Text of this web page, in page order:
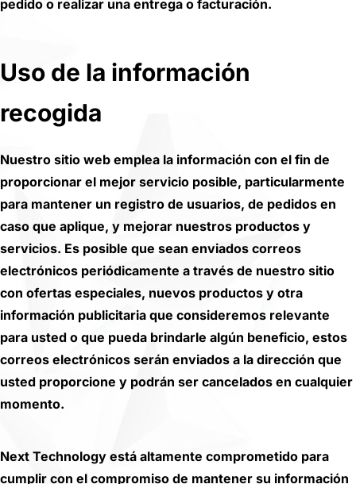
pedido o realizar una entrega o facturación.
Uso de la información
recogida
Nuestro sitio web emplea la información con el fin de
proporcionar el mejor servicio posible, particularmente
para mantener un registro de usuarios, de pedidos en
caso que aplique, y mejorar nuestros productos y
servicios. Es posible que sean enviados correos
electrónicos periódicamente a través de nuestro sitio
con ofertas especiales, nuevos productos y otra
información publicitaria que consideremos relevante
para usted o que pueda brindarle algún beneficio, estos
correos electrónicos serán enviados a la dirección que
usted proporcione y podrán ser cancelados en cualquier
momento.
Next Technology está altamente comprometido para
cumplir con el compromiso de mantener su información